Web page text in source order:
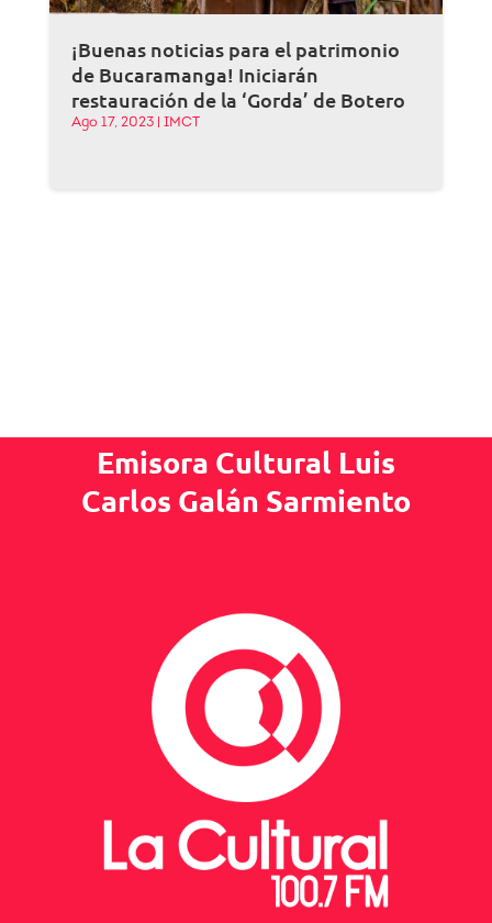
¡Buenas noticias para el patrimonio
de Bucaramanga! Iniciarán
restauración de la ‘Gorda’ de Botero
Ago 17, 2023| IMCT
Emisora Cultural Luis
Carlos Galán Sarmiento